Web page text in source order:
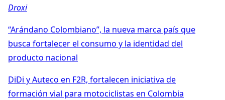
Droxi
“Arándano Colombiano”, la nueva marca país que
busca fortalecer el consumo y la identidad del
producto nacional
DiDi y Auteco en F2R, fortalecen iniciativa de
formación vial para motociclistas en Colombia